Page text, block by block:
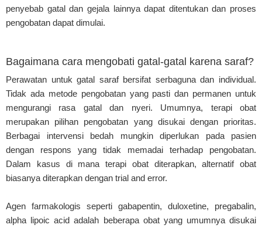
penyebab gatal dan gejala lainnya dapat ditentukan dan proses
pengobatan dapat dimulai.
Bagaimana cara mengobati gatal-gatal karena saraf?
Perawatan untuk gatal saraf bersifat serbaguna dan individual.
Tidak ada metode pengobatan yang pasti dan permanen untuk
mengurangi rasa gatal dan nyeri. Umumnya, terapi obat
merupakan pilihan pengobatan yang disukai dengan prioritas.
Berbagai intervensi bedah mungkin diperlukan pada pasien
dengan respons yang tidak memadai terhadap pengobatan.
Dalam kasus di mana terapi obat diterapkan, alternatif obat
biasanya diterapkan dengan trial and error.
Agen farmakologis seperti gabapentin, duloxetine, pregabalin,
alpha lipoic acid adalah beberapa obat yang umumnya disukai